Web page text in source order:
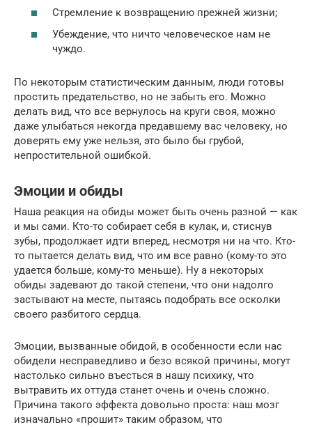
Стремление к возвращению прежней жизни;
Убеждение, что ничто человеческое нам не
чуждо.
По некоторым статистическим данным, люди готовы
простить предательство, но не забыть его. Можно
делать вид, что все вернулось на круги своя, можно
даже улыбаться некогда предавшему вас человеку, но
доверять ему уже нельзя, это было бы грубой,
непростительной ошибкой.
Эмоции и обиды
Наша реакция на обиды может быть очень разной — как
и мы сами. Кто-то собирает себя в кулак, и, стиснув
зубы, продолжает идти вперед, несмотря ни на что. Кто-
то пытается делать вид, что им все равно (кому-то это
удается больше, кому-то меньше). Ну а некоторых
обиды задевают до такой степени, что они надолго
застывают на месте, пытаясь подобрать все осколки
своего разбитого сердца.
Эмоции, вызванные обидой, в особенности если нас
обидели несправедливо и безо всякой причины, могут
настолько сильно въесться в нашу психику, что
вытравить их оттуда станет очень и очень сложно.
Причина такого эффекта довольно проста: наш мозг
изначально «прошит» таким образом, что